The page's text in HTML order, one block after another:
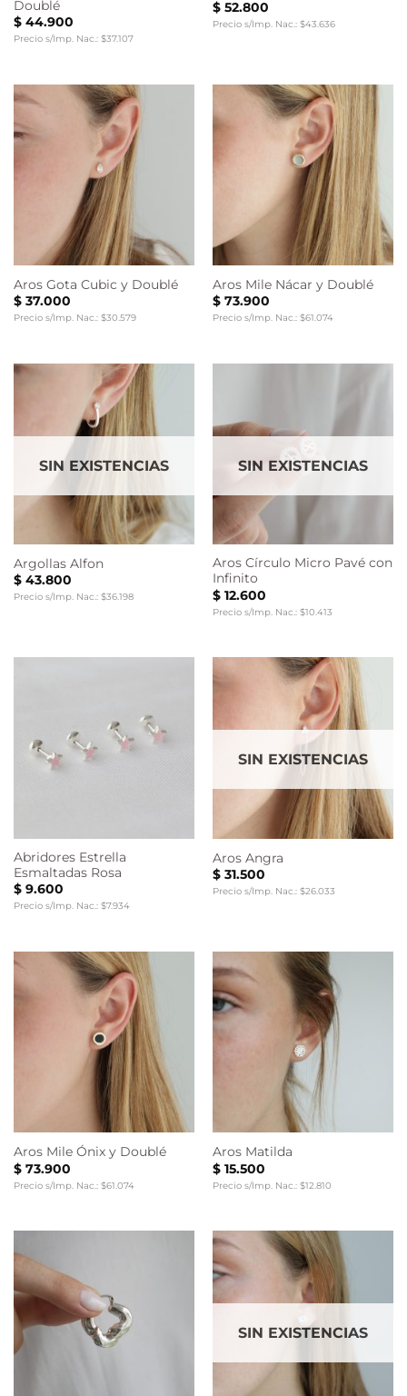
Doublé
$44.900
Precio s/Imp. Nac.: $37.107
$52.800
Precio s/Imp. Nac.: $43.636
Aros Gota Cubic y Doublé
$37.000
Precio s/Imp. Nac.: $30.579
Aros Mile Nácar y Doublé
$73.900
Precio s/Imp. Nac.: $61.074
SIN EXISTENCIAS
Argollas Alfon
$43.800
Precio s/Imp. Nac.: $36.198
SIN EXISTENCIAS
Aros Círculo Micro Pavé con
Infinito
$12.600
Precio s/Imp. Nac.: $10.413
Abridores Estrella
Esmaltadas Rosa
$9.600
Precio s/Imp. Nac.: $7.934
SIN EXISTENCIAS
Aros Angra
$31.500
Precio s/Imp. Nac.: $26.033
Aros Mile Ónix y Doublé
$73.900
Precio s/Imp. Nac.: $61.074
Aros Matilda
$15.500
Precio s/Imp. Nac.: $12.810
SIN EXISTENCIAS